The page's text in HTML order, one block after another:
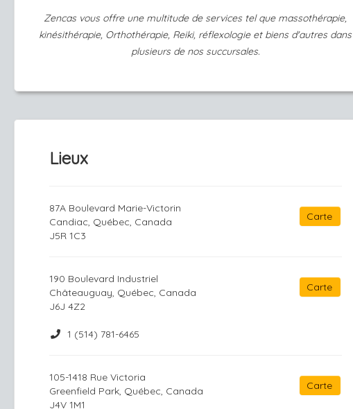
Zencasvous offre une multitude de services tel que massothérapie,
kinésithérapie, Orthothérapie, Reiki, réflexologie et biens d'autres dans
plusieurs de nos succursales.
Lieux
87A Boulevard Marie-Victorin
Candiac, Québec, Canada
J5R 1C3
Carte
190 Boulevard Industriel
Châteauguay, Québec, Canada
J6J 4Z2
1 (514) 781-6465
Carte
105-1418 Rue Victoria
Greenfield Park, Québec, Canada
J4V 1M1
Carte